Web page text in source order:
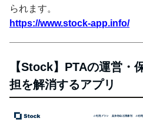
られます。
https://www.stock-app.info/
【Stock】PTAの運営・
担を解消するアプリ